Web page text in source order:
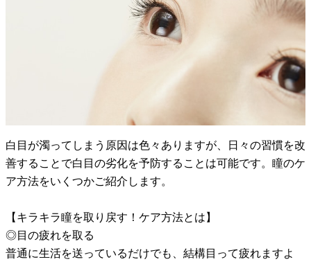
白目が濁ってしまう原因は色々ありますが、日々の習慣を改
善することで白目の劣化を予防することは可能です。瞳のケ
ア方法をいくつかご紹介します。
【キラキラ瞳を取り戻す！ケア方法とは】
◎目の疲れを取る
普通に生活を送っているだけでも、結構目って疲れますよ